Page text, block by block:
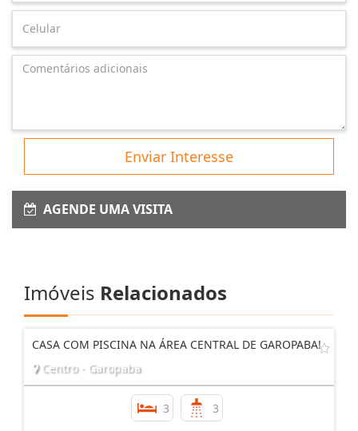
Enviar Interesse
AGENDE UMA VISITA
Imóveis Relacionados
CASA COM PISCINA NA ÁREA CENTRAL DE GAROPABA!
Centro - Garopaba
3 3